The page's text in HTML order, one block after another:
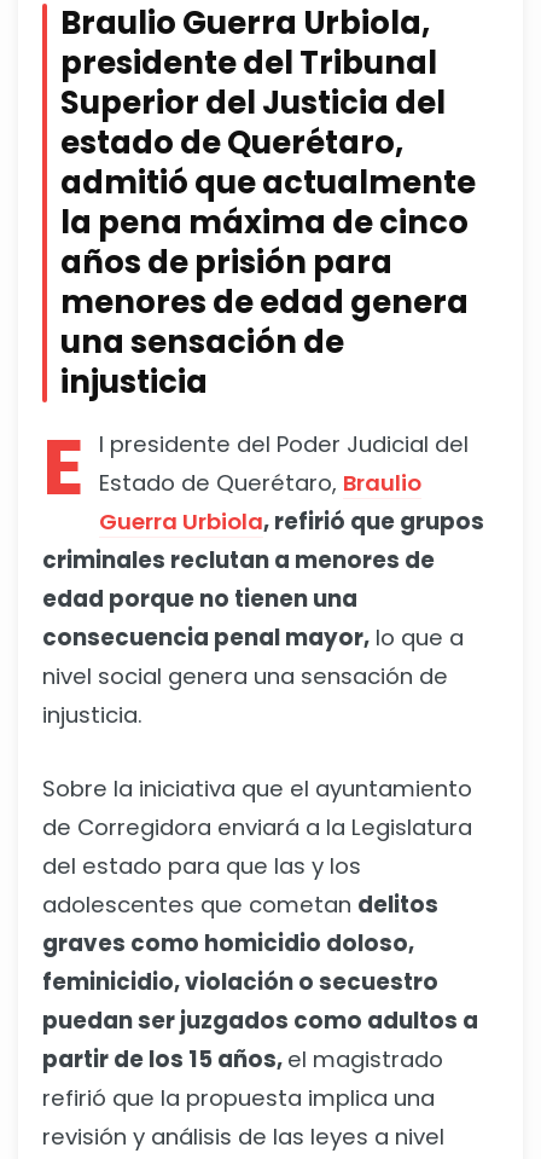
Braulio Guerra Urbiola,
presidente del Tribunal
Superior del Justicia del
estado de Querétaro,
admitió que actualmente
la pena máxima de cinco
años de prisión para
menores de edad genera
una sensación de
injusticia
E
l presidente del Poder Judicial del
Estado de Querétaro, Braulio
Guerra Urbiola, refirió que grupos
criminales reclutan a menores de
edad porque no tienen una
consecuencia penal mayor, lo que a
nivel social genera una sensación de
injusticia.
Sobre la iniciativa que el ayuntamiento
de Corregidora enviará a la Legislatura
del estado para que las y los
adolescentes que cometan delitos
graves como homicidio doloso,
feminicidio, violación o secuestro
puedan ser juzgados como adultos a
partir de los 15 años, el magistrado
refirió que la propuesta implica una
revisión y análisis de las leyes a nivel